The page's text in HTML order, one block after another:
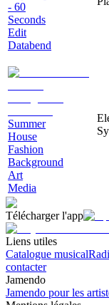
- 60
Seconds
Edit
Databend
Summer
House
Fashion
Background
Art
Media
Télécharger l'app
Liens utiles
Catalogue musical
contacter
Jamendo
Jamendo pour les